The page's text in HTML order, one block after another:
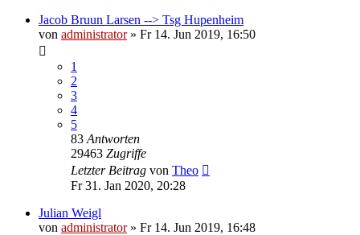
Jacob Bruun Larsen --> Tsg Hupenheim
von administrator» Fr 14. Jun 2019, 16:50
1
2
3
4
5
83 Antworten
29463 Zugriffe
Letzter Beitrag von Theo
Fr 31. Jan 2020, 20:28
Julian Weigl
von administrator» Fr 14. Jun 2019, 16:48